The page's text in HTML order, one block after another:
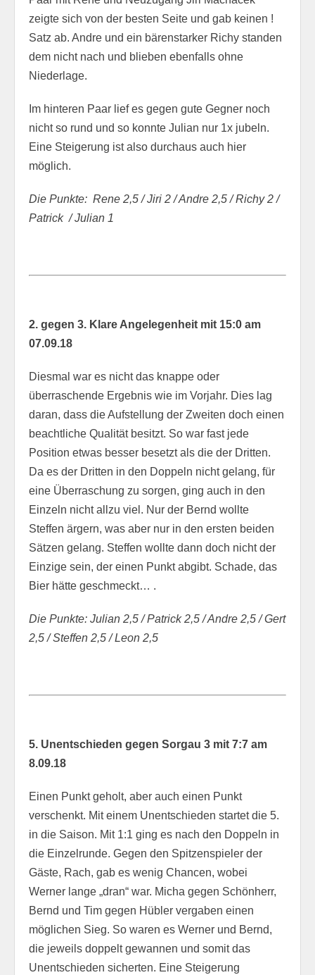
zeigte sich von der besten Seite und gab keinen !
Satz ab. Andre und ein bärenstarker Richy standen
dem nicht nach und blieben ebenfalls ohne
Niederlage.
Im hinteren Paar lief es gegen gute Gegner noch
nicht so rund und so konnte Julian nur 1x jubeln.
Eine Steigerung ist also durchaus auch hier
möglich.
Die Punkte: Rene 2,5 / Jiri 2 / Andre 2,5 / Richy 2 /
Patrick / Julian 1
2. gegen 3. Klare Angelegenheit mit 15:0 am
07.09.18
Diesmal war es nicht das knappe oder
überraschende Ergebnis wie im Vorjahr. Dies lag
daran, dass die Aufstellung der Zweiten doch einen
beachtliche Qualität besitzt. So war fast jede
Position etwas besser besetzt als die der Dritten.
Da es der Dritten in den Doppeln nicht gelang, für
eine Überraschung zu sorgen, ging auch in den
Einzeln nicht allzu viel. Nur der Bernd wollte
Steffen ärgern, was aber nur in den ersten beiden
Sätzen gelang. Steffen wollte dann doch nicht der
Einzige sein, der einen Punkt abgibt. Schade, das
Bier hätte geschmeckt… .
Die Punkte: Julian 2,5 / Patrick 2,5 / Andre 2,5 / Gert
2,5 / Steffen 2,5 / Leon 2,5
5. Unentschieden gegen Sorgau 3 mit 7:7 am
8.09.18
Einen Punkt geholt, aber auch einen Punkt
verschenkt. Mit einem Unentschieden startet die 5.
in die Saison. Mit 1:1 ging es nach den Doppeln in
die Einzelrunde. Gegen den Spitzenspieler der
Gäste, Rach, gab es wenig Chancen, wobei
Werner lange „dran“ war. Micha gegen Schönherr,
Bernd und Tim gegen Hübler vergaben einen
möglichen Sieg. So waren es Werner und Bernd,
die jeweils doppelt gewannen und somit das
Unentschieden sicherten. Eine Steigerung